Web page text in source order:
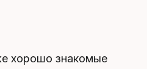
хорошо знакомые